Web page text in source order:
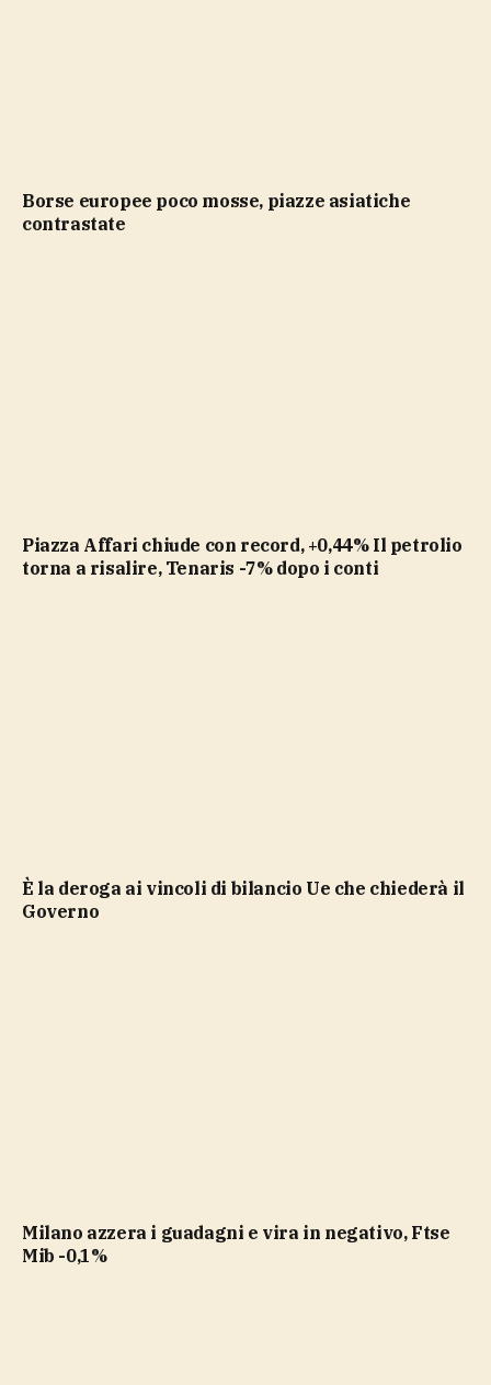
Borse europee poco mosse, piazze asiatiche
contrastate
Piazza Affari chiude con record, +0,44% Il petrolio
torna a risalire, Tenaris -7% dopo i conti
è la deroga ai vincoli di bilancio Ue che chiederà il
Governo
Milano azzera i guadagni e vira in negativo, Ftse
Mib -0,1%